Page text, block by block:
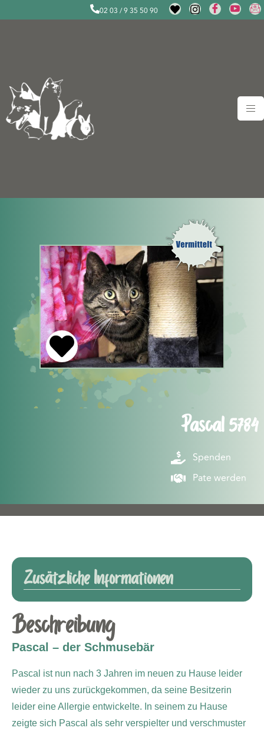
02 03 / 9 35 50 90
Pascal 5784
Spenden
Pate werden
Zusätzliche Informationen
Beschreibung
Pascal – der Schmusebär
Pascal ist nun nach 3 Jahren im neuen zu Hause leider
wieder zu uns zurückgekommen, da seine Besitzerin
leider eine Allergie entwickelte. In seinem zu Hause
zeigte sich Pascal als sehr verspielter und verschmuster